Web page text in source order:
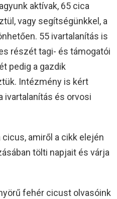
aktívak, 65 cica
vagy segítségünkkel, a
55 ivartalanítás is
részét tagi- és támogatói
pedig a gazdik
Intézmény is kért
ivartalanítás és orvosi
amiről a cikk elején
tölti napjait és várja
fehér cicust olvasóink